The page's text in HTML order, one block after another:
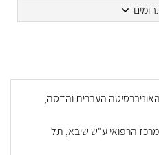
העברית והדסה,
הרפואי ע"ש שיבא, תל